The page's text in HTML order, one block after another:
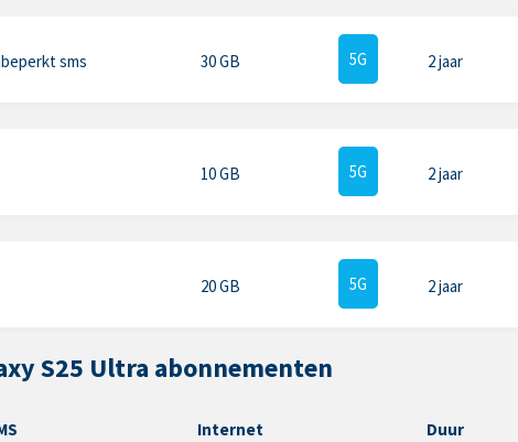
sms 30 GB 5G 2 jaar
10 GB 5G 2 jaar
20 GB 5G 2 jaar
S25 Ultra abonnementen
Internet Duur